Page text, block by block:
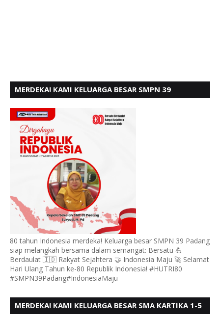
MERDEKA! KAMI KELUARGA BESAR SMPN 39
80 tahun Indonesia merdeka! Keluarga besar SMPN 39 Padang
siap melangkah bersama dalam semangat: Bersatu 💪
Berdaulat 🇮🇩 Rakyat Sejahtera 🤝 Indonesia Maju 🚀 Selamat
Hari Ulang Tahun ke-80 Republik Indonesia! #HUTRI80
#SMPN39Padang#IndonesiaMaju
MERDEKA! KAMI KELUARGA BESAR SMA KARTIKA 1-5